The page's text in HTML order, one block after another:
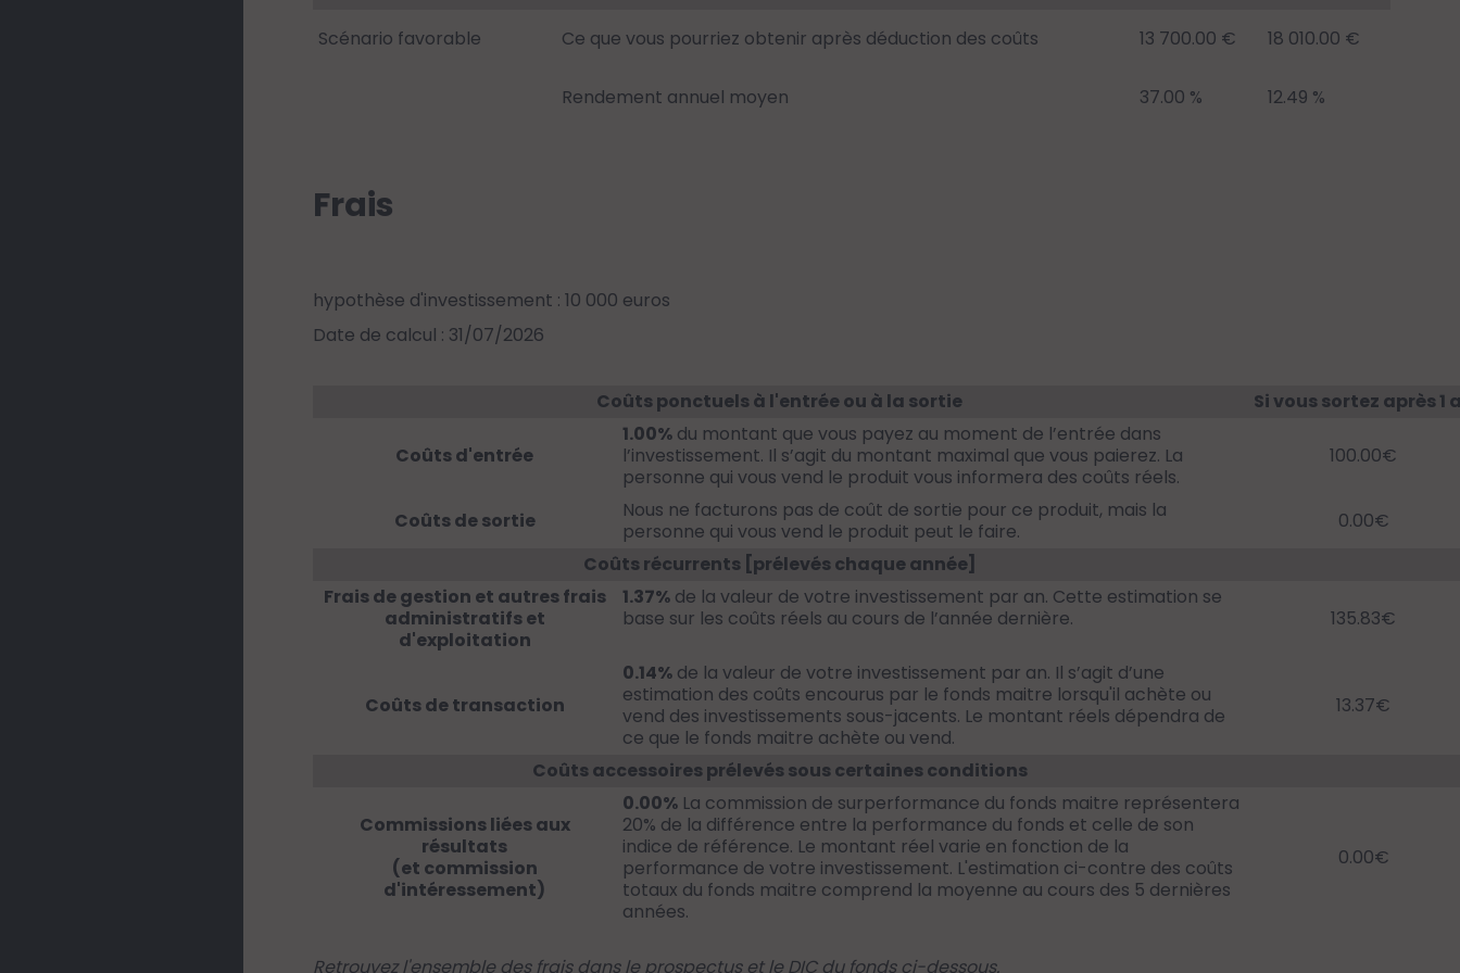
Scénario favorable Ce que vous pourriez obtenir après déduction des coûts 13 700.00 € 18 010.00 €
Rendement annuel moyen 37.00 % 12.49 %
Frais
hypothèse d'investissement : 10 000 euros
Date de calcul : 31/07/2026
Coûts ponctuels à l'entrée ou à la sortie Si vous sortez après 1
Coûts d'entrée
1.00%du montant que vous payez au moment de l’entrée dans
l’investissement. Il s’agit du montant maximal que vous paierez. La
personne qui vous vend le produit vous informera des coûts réels.
100.00€
Coûts de sortie
Nous ne facturons pas de coût de sortie pour ce produit, mais la
personne qui vous vend le produit peut le faire.
0.00€
Coûts récurrents [prélevés chaque année]
Frais de gestion et autres frais
administratifs et
d'exploitation
1.37%de la valeur de votre investissement par an. Cette estimation se
base sur les coûts réels au cours de l’année dernière.
135.83€
Coûts de transaction
0.14%de la valeur de votre investissement par an. Il s’agit d’une
estimation des coûts encourus par le fonds maitre lorsqu'il achète ou
vend des investissements sous-jacents. Le montant réels dépendra de
ce que le fonds maitre achète ou vend.
13.37€
Coûts accessoires prélevés sous certaines conditions
Commissions liées aux
résultats
(et commission
d'intéressement)
0.00%La commission de surperformance du fonds maitre représentera
20% de la différence entre la performance du fonds et celle de son
indice de référence. Le montant réel varie en fonction de la
performance de votre investissement. L'estimation ci-contre des coûts
totaux du fonds maitre comprend la moyenne au cours des 5 dernières
années.
0.00€
Retrouvez l'ensemble des frais dans le prospectus et le DIC du fonds ci-dessous.